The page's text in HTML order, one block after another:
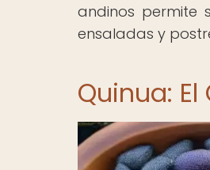
andinos permite
ensaladas y
Quinua: